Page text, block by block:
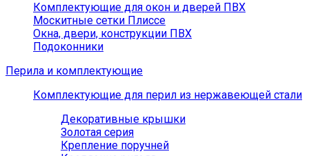
Комплектующие для окон и дверей ПВХ
Москитные сетки Плиссе
Окна, двери, конструкции ПВХ
Подоконники
Перила и комплектующие
Комплектующие для перил из нержавеющей стали
Декоративные крышки
Золотая серия
Крепление поручней